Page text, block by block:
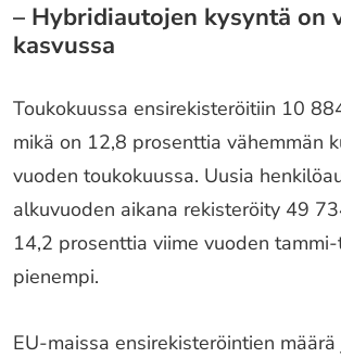
– Hybridiautojen kysyntä on
kasvussa
Toukokuussa ensirekisteröitiin 10
mikä on 12,8 prosenttia vähemmän
vuoden toukokuussa. Uusia
alkuvuoden aikana rekisteröity 49
14,2 prosenttia viime vuoden
pienempi.
EU-maissa ensirekisteröintien